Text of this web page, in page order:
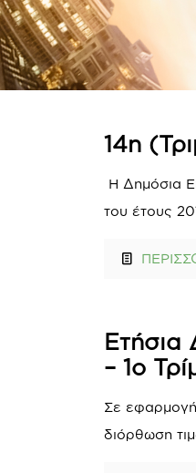
14η
Η Δημόσια
του έτους
Ετήσια
– 1ο
Σε
διόρθωση